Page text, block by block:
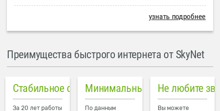
узнать подробнее
Преимущества быстрого интернета от SkyNet
Стабильное соединение
За 20 лет работы
Минимальный пинг в городе
По данным
Не любите
Вы можете